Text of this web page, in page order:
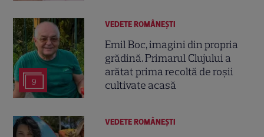
9
VEDETE ROMÂNEŞTI
Emil Boc, imagini din propria
grădină. Primarul Clujului a
arătat prima recoltă de roșii
cultivate acasă
VEDETE ROMÂNEŞTI